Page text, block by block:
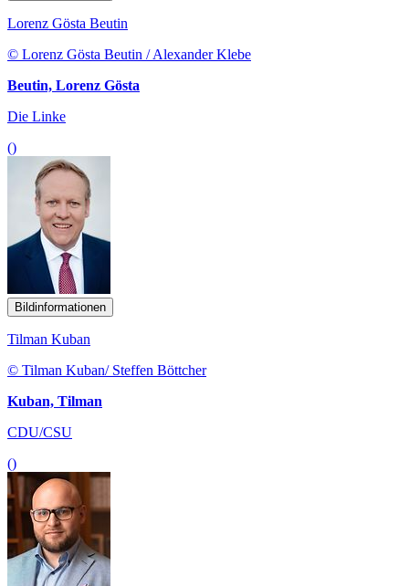
Lorenz Gösta Beutin
© Lorenz Gösta Beutin / Alexander Klebe
Beutin, Lorenz Gösta
Die Linke
()
Bildinformationen
Tilman Kuban
© Tilman Kuban/ Steffen Böttcher
Kuban, Tilman
CDU/CSU
()